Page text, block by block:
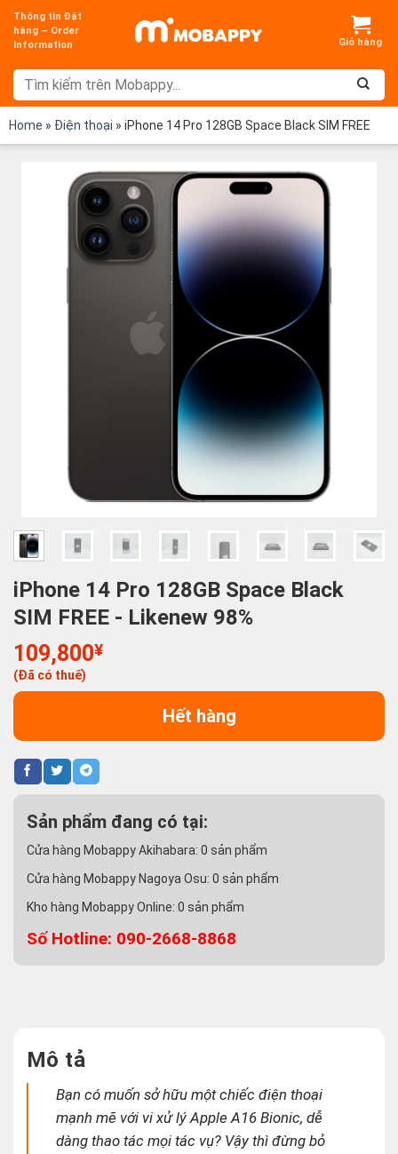
Chuyển
đến
dung
Thông tin Đặt
hàng – Order
Information
Home » Điện thoại » iPhone 14 Pro 128GB Space Black SIM FREE
iPhone 14 Pro 128GB Space Black
SIM FREE - Likenew 98%
109,800¥
(Đã có thuế)
Hết hàng
Sản phẩm đang có tại:
Cửa hàng Mobappy Akihabara: 0 sản phẩm
Cửa hàng Mobappy Nagoya Osu: 0 sản phẩm
Kho hàng Mobappy Online: 0 sản phẩm
Số Hotline: 090-2668-8868
Mô tả
Bạn có muốn sở hữu một chiếc điện thoại
mạnh mẽ với vi xử lý Apple A16 Bionic, dễ
dàng thao tác mọi tác vụ? Vậy thì đừng bỏ